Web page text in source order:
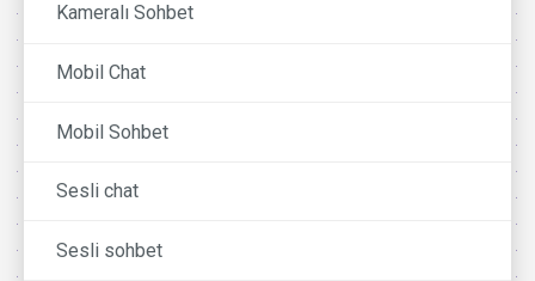
Kameralı Sohbet
Mobil Chat
Mobil Sohbet
Sesli chat
Sesli sohbet